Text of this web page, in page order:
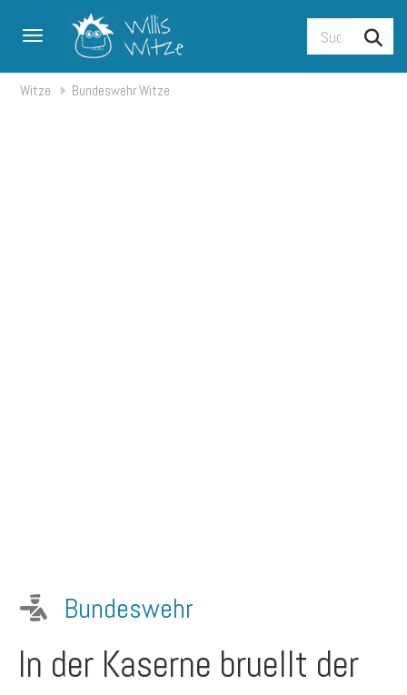
Toggle navigation
Witze Bundeswehr Witze
Bundeswehr
In der Kaserne bruellt der